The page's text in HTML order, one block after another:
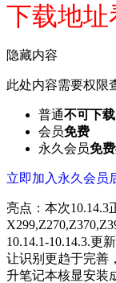
下载地址
隐藏内容
此处内容需要权限
普通不可下载
会员免费
永久会员免费
立即加入永久会员
亮点：本次10.14.3
10.14.1-10.14.3.更
让识别更趋于完善
升笔记本核显安装